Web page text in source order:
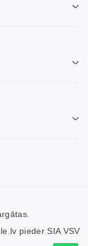
pieder SIA VSV